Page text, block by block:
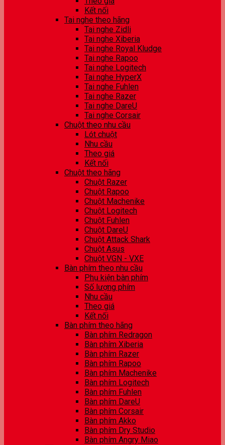
Kết nối
Tai nghe theo hãng
Tai nghe Zidli
Tai nghe Xiberia
Tai nghe Royal Kludge
Tai nghe Rapoo
Tai nghe Logitech
Tai nghe HyperX
Tai nghe Fuhlen
Tai nghe Razer
Tai nghe DareU
Tai nghe Corsair
Chuột theo nhu cầu
Lót chuột
Nhu cầu
Theo giá
Kết nối
Chuột theo hãng
Chuột Razer
Chuột Rapoo
Chuột Machenike
Chuột Logitech
Chuột Fuhlen
Chuột DareU
Chuột Attack Shark
Chuột Asus
Chuột VGN - VXE
Bàn phím theo nhu cầu
Phụ kiện bàn phím
Số lượng phím
Nhu cầu
Theo giá
Kết nối
Bàn phím theo hãng
Bàn phím Redragon
Bàn phím Xiberia
Bàn phím Razer
Bàn phím Rapoo
Bàn phím Machenike
Bàn phím Logitech
Bàn phím Fuhlen
Bàn phím DareU
Bàn phím Corsair
Bàn phím Akko
Bàn phím Dry Studio
Bàn phím Angry Miao